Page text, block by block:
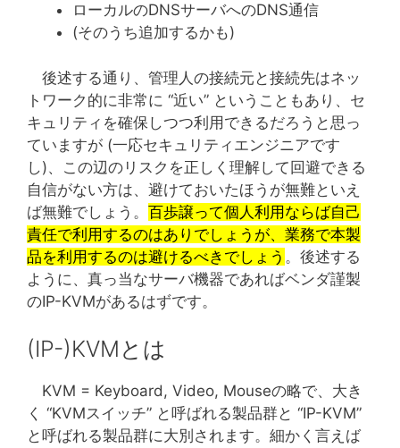
ローカルのDNSサーバへのDNS通信
(そのうち追加するかも)
後述する通り、管理人の接続元と接続先はネッ
トワーク的に非常に “近い” ということもあり、セ
キュリティを確保しつつ利用できるだろうと思っ
ていますが (一応セキュリティエンジニアです
し)、この辺のリスクを正しく理解して回避できる
自信がない方は、避けておいたほうが無難といえ
ば無難でしょう。 百歩譲って個人利用ならば自己
責任で利用するのはありでしょうが、業務で本製
品を利用するのは避けるべきでしょう 。後述する
ように、真っ当なサーバ機器であればベンダ謹製
のIP-KVMがあるはずです。
(IP-)KVMとは
KVM = Keyboard, Video, Mouseの略で、大き
く “KVMスイッチ” と呼ばれる製品群と “IP-KVM”
と呼ばれる製品群に大別されます。細かく言えば